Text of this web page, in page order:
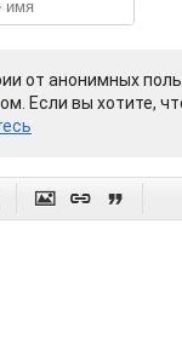
от анонимных
Если вы хотите,
  